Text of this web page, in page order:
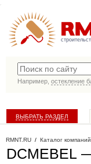
Например, остекление
ВЫБРАТЬ РАЗДЕЛ
RMNT.RU / Каталог компаний
DCMEBEL